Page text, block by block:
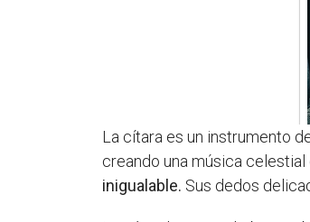
La cítara es un instrumento
creando una música celestial
inigualable. Sus dedos